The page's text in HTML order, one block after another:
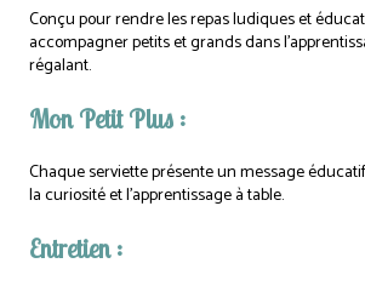
Conçu pour rendre les repas ludiques et
accompagner petits et grands dans
régalant.
Mon Petit Plus :
Chaque serviette présente un message
la curiosité et l’apprentissage à table.
Entretien :